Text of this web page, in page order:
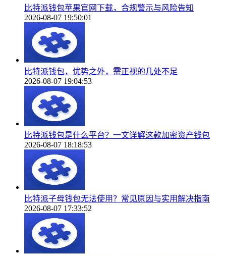
比特派钱包苹果官网下载，合规警示与风险告知
2026-08-07 19:50:01
比特派钱包，优势之外，需正视的几处不足
2026-08-07 19:04:53
比特派钱包是什么平台？一文详解这款加密资产钱包
2026-08-07 18:18:53
比特派子母钱包无法使用？常见原因与实用解决指南
2026-08-07 17:33:52